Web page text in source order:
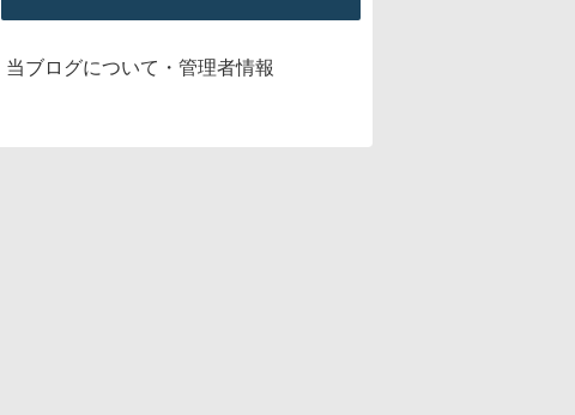
当ブログについて・管理者情報